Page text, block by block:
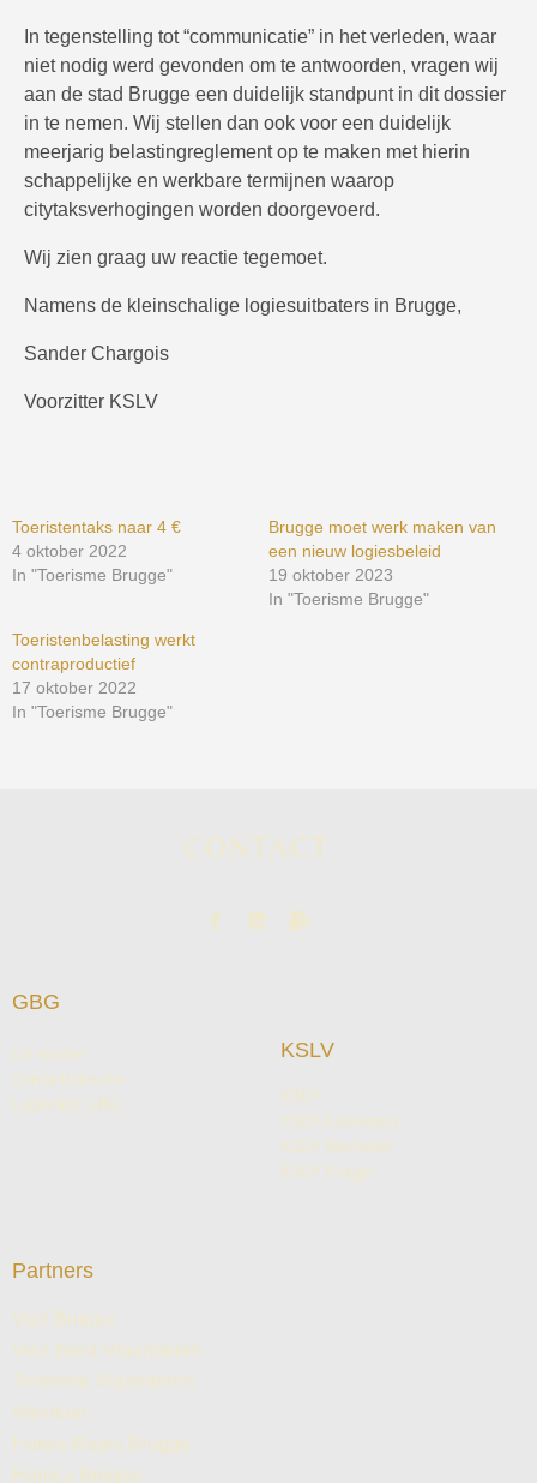
In tegenstelling tot “communicatie” in het verleden, waar
niet nodig werd gevonden om te antwoorden, vragen wij
aan de stad Brugge een duidelijk standpunt in dit dossier
in te nemen. Wij stellen dan ook voor een duidelijk
meerjarig belastingreglement op te maken met hierin
schappelijke en werkbare termijnen waarop
citytaksverhogingen worden doorgevoerd.
Wij zien graag uw reactie tegemoet.
Namens de kleinschalige logiesuitbaters in Brugge,
Sander Chargois
Voorzitter KSLV
Toeristentaks naar 4 €
4 oktober 2022
In "Toerisme Brugge"
Brugge moet werk maken van
een nieuw logiesbeleid
19 oktober 2023
In "Toerisme Brugge"
Toeristenbelasting werkt
contraproductief
17 oktober 2022
In "Toerisme Brugge"
CONTACT
GBG
Lid worden
Contactformulier
Logieslijst GBG
KSLV
KSLV
KSLV Antwerpen
KSLV Mechelen
KSLV Brugge
Partners
Visit Bruges
Visit West-Vlaanderen
Toerisme Vlaanderen
Westtoer
Hotels Regio Brugge
Horeca Brugge